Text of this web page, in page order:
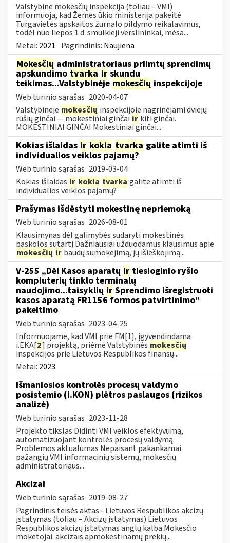
Valstybinė mokesčių inspekcija (toliau – VMI)
informuoja, kad Žemės ūkio ministerija pakeitė
Turgavietės apskaitos žurnalo pildymo reikalavimus,
todėl nuo liepos 1 d. smulkieji verslininkai, mėsa...
Metai: 2021 Pagrindinis: Naujiena
Mokesčių administratoriaus priimtų sprendimų
apskundimo tvarka ir skundų
teikimas...Valstybinėje mokesčių inspekcijoje
Web turinio sąrašas 2020-04-07
Valstybinėje mokesčių inspekcijoje nagrinėjami dviejų
rūšių ginčai — mokestiniai ginčai ir kiti ginčai.
MOKESTINIAI GINČAI Mokestiniai ginčai...
Kokias išlaidas ir kokia tvarka galite atimti iš
individualios veiklos pajamų?
Web turinio sąrašas 2019-03-04
Kokias išlaidas ir kokia tvarka galite atimti iš
individualios veiklos pajamų?
Prašymas išdėstyti mokestinę nepriemoką
Web turinio sąrašas 2026-08-01
Klausimynas dėl galimybės sudaryti mokestinės
paskolos sutartį Dažniausiai užduodamus klausimus apie
mokesčių ir baudų sumokėjimą, jų išieškojimą...
V-255 „Dėl Kasos aparatų ir tiesioginio ryšio
kompiuterių tinklo terminalų
naudojimo...taisyklių ir Sprendimo išregistruoti
kasos aparatą FR1156 formos patvirtinimo“
pakeitimo
Web turinio sąrašas 2023-04-25
Informuojame, kad VMI prie FM[1], įgyvendindama
i.EKA[2] projektą, priėmė Valstybinės mokesčių
inspekcijos prie Lietuvos Respublikos finansų...
Metai: 2023
Išmaniosios kontrolės procesų valdymo
posistemio (i.KON) plėtros paslaugos (rizikos
analizė)
Web turinio sąrašas 2023-11-28
Projekto tikslas Didinti VMI veiklos efektyvumą,
automatizuojant kontrolės procesų valdymą.
Problemos aktualumas Nepaisant pakankamai
pažangių VMI informacinių sistemų, mokesčių
administratoriaus...
Akcizai
Web turinio sąrašas 2019-08-27
Pagrindinis teisės aktas - Lietuvos Respublikos akcizų
įstatymas (toliau – Akcizų įstatymas) Lietuvos
Respublikos akcizų įstatymas anglų kalba Mokesčio
mokėtojai: akcizais apmokestinamų prekių...